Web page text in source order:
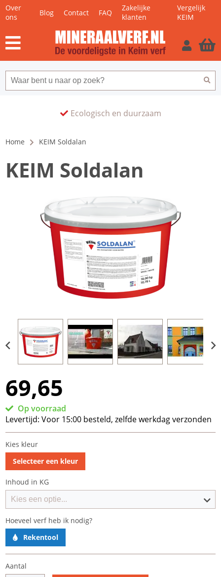
Over
ons
Blog Contact FAQ
Zakelijke
klanten
Vergelijk
KEIM
Ecologisch en duurzaam
Home KEIM Soldalan
KEIM Soldalan
69,65
Op voorraad
Levertijd:Voor 15:00 besteld, zelfde werkdag verzonden
Kies kleur
Selecteer een kleur
Inhoud in KG
Hoeveel verf heb ik nodig?
Rekentool
Aantal